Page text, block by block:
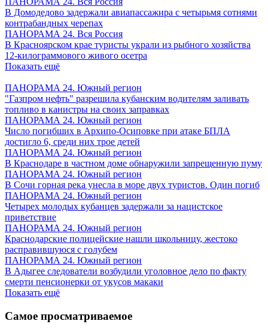
В Домодедово задержали авиапассажира с четырьмя сотнями
контрабандных черепах
ПАНОРАМА 24. Вся Россия
В Красноярском крае туристы украли из рыбного хозяйства
12-килограммового живого осетра
Показать ещё
ПАНОРАМА 24. Южный регион
"Газпром нефть" разрешила кубанским водителям заливать
топливо в канистры на своих заправках
ПАНОРАМА 24. Южный регион
Число погибших в Архипо-Осиповке при атаке БПЛА
достигло 6, среди них трое детей
ПАНОРАМА 24. Южный регион
В Краснодаре в частном доме обнаружили запрещенную пуму
ПАНОРАМА 24. Южный регион
В Сочи горная река унесла в море двух туристов. Один погиб
ПАНОРАМА 24. Южный регион
Четырех молодых кубанцев задержали за нацистское
приветствие
ПАНОРАМА 24. Южный регион
Краснодарские полицейские нашли школьницу, жестоко
расправившуюся с голубем
ПАНОРАМА 24. Южный регион
В Адыгее следователи возбудили уголовное дело по факту
смерти пенсионерки от укусов макаки
Показать ещё
Самое просматриваемое